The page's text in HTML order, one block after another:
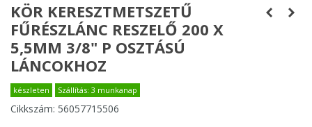
KÖR KERESZTMETSZETŰ
FŰRÉSZLÁNC RESZELŐ 200 X
5,5MM 3/8" P OSZTÁSÚ
LÁNCOKHOZ
készleten Szállítás: 3 munkanap
Cikkszám: 56057715506